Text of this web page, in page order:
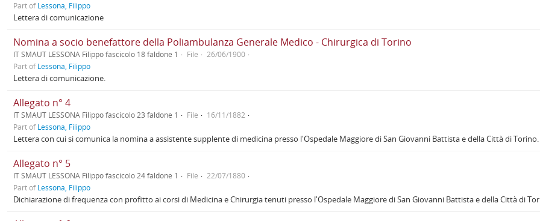
Part ofLessona, Filippo
Lettera di comunicazione
Nomina a socio benefattore della Poliambulanza Generale Medico - Chirurgica di Torino
IT SMAUT LESSONA Filippo fascicolo 18 faldone 1 File
26/06/1900
Part ofLessona, Filippo
Lettera di comunicazione.
Allegato n° 4
IT SMAUT LESSONA Filippo fascicolo 23 faldone 1 File
16/11/1882
Part ofLessona, Filippo
Lettera con cui si comunica la nomina a assistente supplente di medicina presso l'Ospedale Maggiore di San Giovanni Battista e della Città di Torino.
Allegato n° 5
IT SMAUT LESSONA Filippo fascicolo 24 faldone 1 File
22/07/1880
Part ofLessona, Filippo
Dichiarazione di frequenza con profitto ai corsi di Medicina e Chirurgia tenuti presso l'Ospedale Maggiore di San Giovanni Battista e della Città di